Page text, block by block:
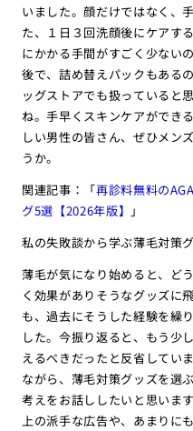
いました。顔だけではなく、
た、１日３回洗顔後にケアす
にかかる手間がすごく少ない
後で、詰め替えパックもある
ッグストアでも扱っていると
ね。手早くスキンケアができ
しい男性の皆さん、ぜひメン
うか。
関連記事：「再診料無料の
グ5選【2026年版】 」
私の失敗談から学ぶ薄毛対策
薄毛が気になり始めると、ど
く効果がありそうなグッズに
も、過去にそうした経験を繰
した。今振り返ると、もう少
えるべきだったと反省してい
ながら、薄毛対策グッズを選
考えをお話ししたいと思いま
上の派手な広告や、あまりに